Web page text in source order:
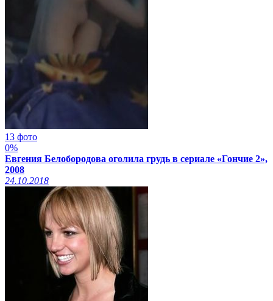
13 фото
0%
Евгения Белобородова оголила грудь в сериале «Гончие 2»,
2008
24.10.2018